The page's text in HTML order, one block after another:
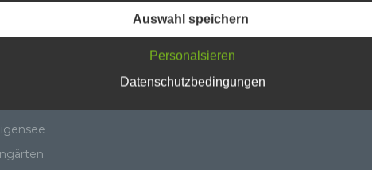
Guynemer und Holzhauser
zu gewährleisten, möchten wir vorab die verwendeten
erläutern.
verwenden in dieser Datenschutzerklärung unter anderem die
a) personenbezogene Daten
Auswahl speichern
Personalsieren
Datenschutzbedingungen